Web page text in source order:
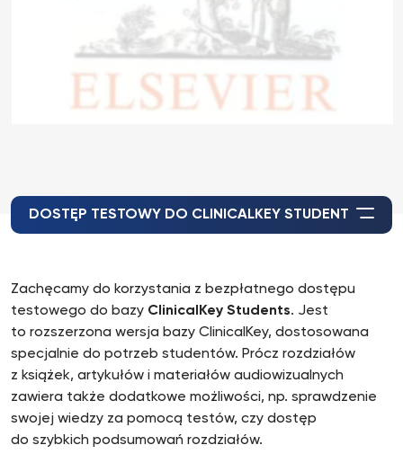
DOSTĘP TESTOWY DO CLINICALKEY STUDENT
Zachęcamy do korzystania z bezpłatnego dostępu
testowego do bazy ClinicalKey Students. Jest
to rozszerzona wersja bazy ClinicalKey, dostosowana
specjalnie do potrzeb studentów. Prócz rozdziałów
z książek, artykułów i materiałów audiowizualnych
zawiera także dodatkowe możliwości, np. sprawdzenie
swojej wiedzy za pomocą testów, czy dostęp
do szybkich podsumowań rozdziałów.